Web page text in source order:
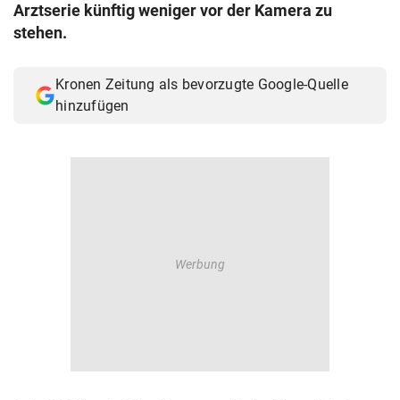
© Krone Multimedia GmbH & Co KG 2026
Muthgasse 2, 1190 Wien
Arztserie künftig weniger vor der Kamera zu
stehen.
Kronen Zeitung als bevorzugte Google-Quelle
hinzufügen